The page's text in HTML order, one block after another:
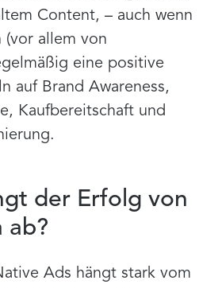
Content, – auch wenn
(vor allem von
eine positive
auf Brand Awareness,
Kaufbereitschaft und
der Erfolg von
ab?
Ads hängt stark vom